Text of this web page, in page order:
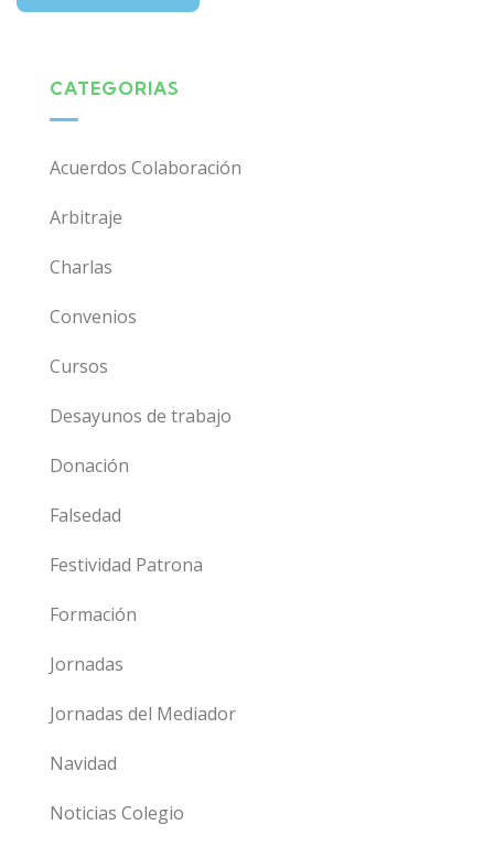
CATEGORIAS
Acuerdos Colaboración
Arbitraje
Charlas
Convenios
Cursos
Desayunos de trabajo
Donación
Falsedad
Festividad Patrona
Formación
Jornadas
Jornadas del Mediador
Navidad
Noticias Colegio